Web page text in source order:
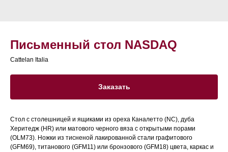
Письменный стол NASDAQ
Cattelan Italia
Заказать
Стол с столешницей и ящиками из ореха Каналетто (NC), дуба
Херитедж (HR) или матового черного вяза с открытыми порами
(OLM73). Ножки из тисненой лакированной стали графитового
(GFM69), титанового (GFM11) или бронзового (GFM18) цвета, каркас и